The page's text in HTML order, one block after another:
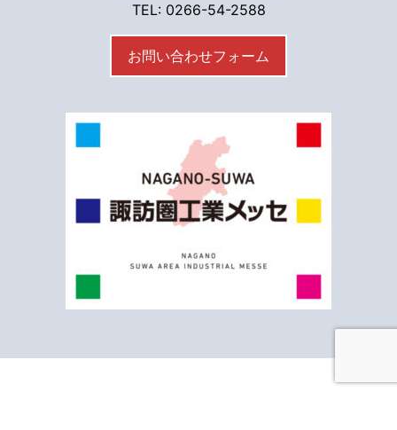
TEL: 0266-54-2588
お問い合わせフォーム